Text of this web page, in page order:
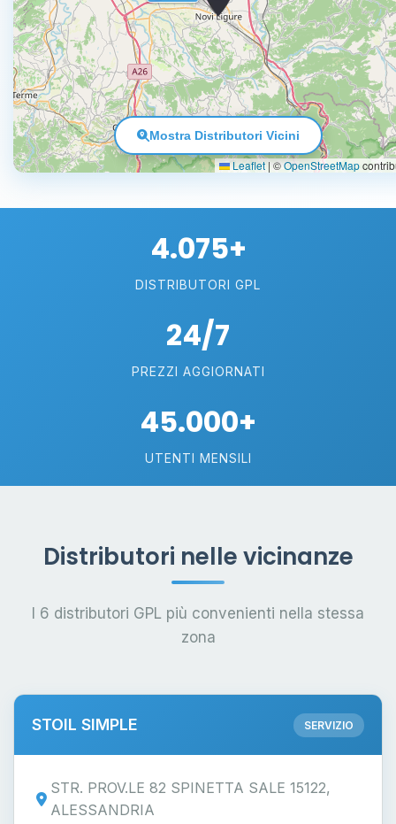
Leaflet |©OpenStreetMap
Mostra Distributori Vicini
4.075+
DISTRIBUTORI GPL
24/7
PREZZI AGGIORNATI
45.000+
UTENTI MENSILI
Distributori nelle vicinanze
I 6 distributori GPL più convenienti nella stessa
zona
STOIL SIMPLE SERVIZIO
STR. PROV.LE 82 SPINETTA SALE 15122,
ALESSANDRIA